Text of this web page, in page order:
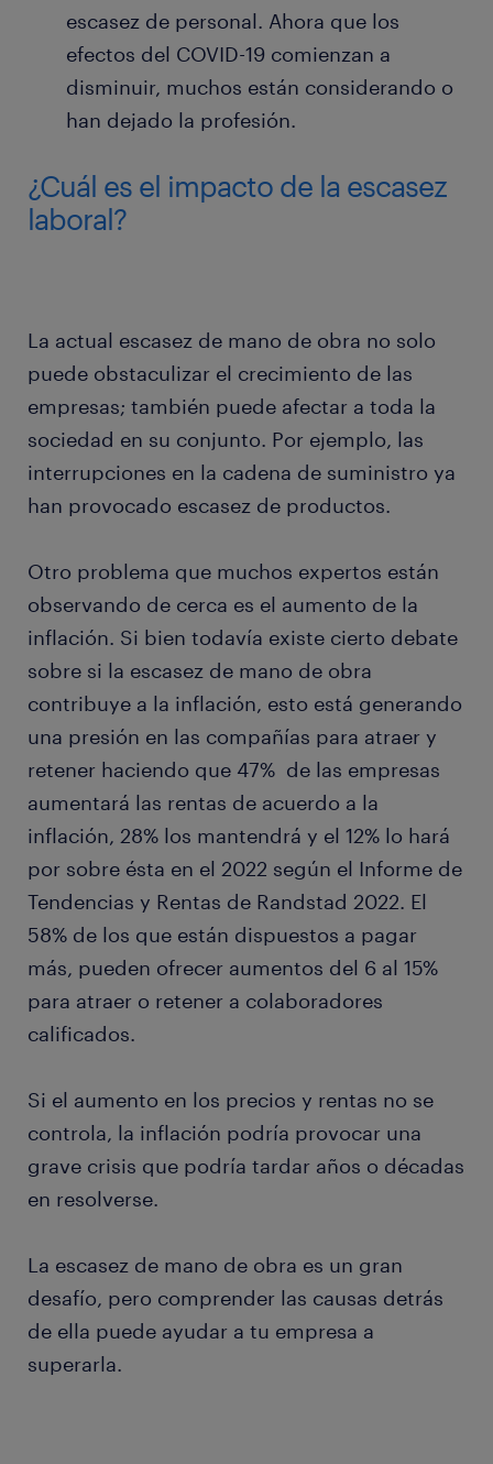
escasez de personal. Ahora que los
efectos del COVID-19 comienzan a
disminuir, muchos están considerando o
han dejado la profesión.
¿Cuál es el impacto de la escasez
laboral?
La actual escasez de mano de obra no solo
puede obstaculizar el crecimiento de las
empresas; también puede afectar a toda la
sociedad en su conjunto. Por ejemplo, las
interrupciones en la cadena de suministro ya
han provocado escasez de productos.
Otro problema que muchos expertos están
observando de cerca es el aumento de la
inflación. Si bien todavía existe cierto debate
sobre si la escasez de mano de obra
contribuye a la inflación, esto está generando
una presión en las compañías para atraer y
retener haciendo que 47% de las empresas
aumentará las rentas de acuerdo a la
inflación, 28% los mantendrá y el 12% lo hará
por sobre ésta en el 2022 según el Informe de
Tendencias y Rentas de Randstad 2022. El
58% de los que están dispuestos a pagar
más, pueden ofrecer aumentos del 6 al 15%
para atraer o retener a colaboradores
calificados.
Si el aumento en los precios y rentas no se
controla, la inflación podría provocar una
grave crisis que podría tardar años o décadas
en resolverse.
La escasez de mano de obra es un gran
desafío, pero comprender las causas detrás
de ella puede ayudar a tu empresa a
superarla.